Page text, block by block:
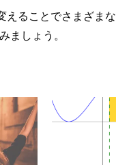
えることでさまざま
ましょう。